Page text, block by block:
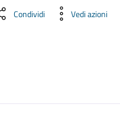
Condividi Vedi azioni